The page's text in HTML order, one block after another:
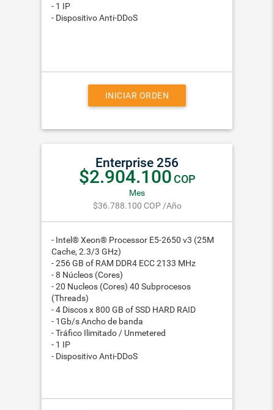
- 1 IP
- Dispositivo Anti-DDoS
INICIAR ORDEN
Enterprise 256
$2.904.100COP
Mes
$36.788.100 COP /Año
- Intel® Xeon® Processor E5-2650 v3 (25M
Cache, 2.3/3 GHz)
- 256 GB of RAM DDR4 ECC 2133 MHz
- 8 Núcleos (Cores)
- 20 Nucleos (Cores) 40 Subprocesos
(Threads)
- 4 Discos x 800 GB of SSD HARD RAID
- 1Gb/s Ancho de banda
- Tráfico Ilimitado / Unmetered
- 1 IP
- Dispositivo Anti-DDoS